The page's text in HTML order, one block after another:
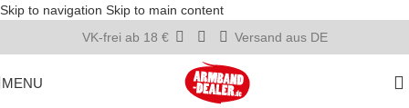
Skip to navigation Skip to main content
VK-frei ab 18 €
Versand aus DE
MENU